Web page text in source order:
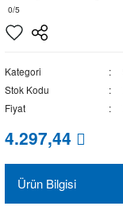
0/5
Kategori
Stok Kodu
Fiyat
4.297,44
Ürün Bilgisi